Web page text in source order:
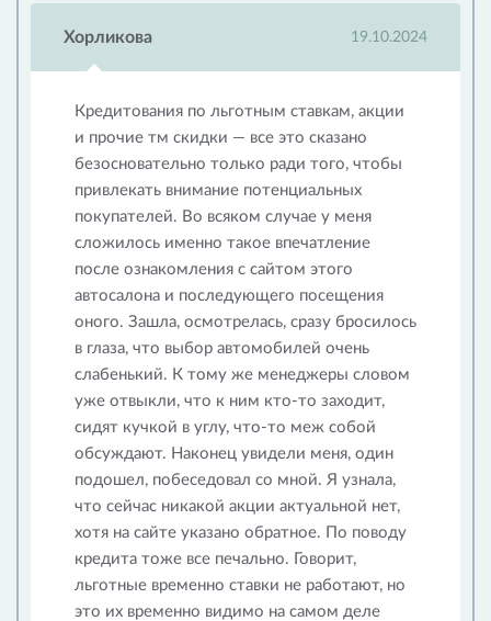
Хорликова 19.10.2024
Кредитования по льготным ставкам, акции
и прочие тм скидки — все это сказано
безосновательно только ради того, чтобы
привлекать внимание потенциальных
покупателей. Во всяком случае у меня
сложилось именно такое впечатление
после ознакомления с сайтом этого
автосалона и последующего посещения
оного. Зашла, осмотрелась, сразу бросилось
в глаза, что выбор автомобилей очень
слабенький. К тому же менеджеры словом
уже отвыкли, что к ним кто-то заходит,
сидят кучкой в углу, что-то меж собой
обсуждают. Наконец увидели меня, один
подошел, побеседовал со мной. Я узнала,
что сейчас никакой акции актуальной нет,
хотя на сайте указано обратное. По поводу
кредита тоже все печально. Говорит,
льготные временно ставки не работают, но
это их временно видимо на самом деле